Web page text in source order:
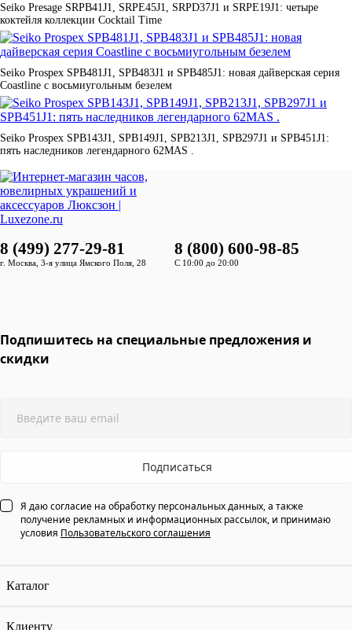
Seiko Presage SRPB41J1, SRPE45J1, SRPD37J1 и SRPE19J1: четыре
коктейля коллекции Cocktail Time
Seiko Prospex SPB481J1, SPB483J1 и SPB485J1: новая дайверская серия
Coastline с восьмиугольным безелем
Seiko Prospex SPB143J1, SPB149J1, SPB213J1, SPB297J1 и SPB451J1:
пять наследников легендарного 62MAS .
Каталог
Клиенту
Подпишитесь на специальные предложения и
скидки
Подписаться
Я даю согласие на обработку персональных данных, а также
получение рекламных и информационных рассылок, и принимаю
условия Пользовательского соглашения
8 (499) 277-29-81
г. Москва, 3-я улица Ямского Поля, 28
8 (800) 600-98-85
С 10:00 до 20:00